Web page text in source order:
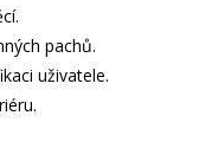
pachů.
uživatele.